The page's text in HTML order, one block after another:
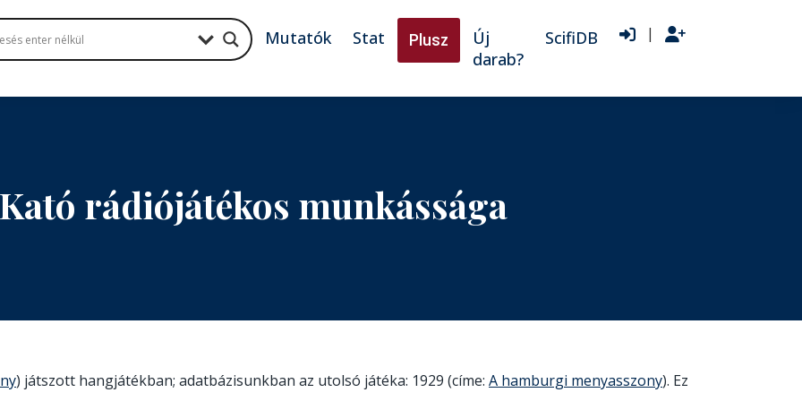
Mutatók Stat Plusz
Új
darab?
ScifiDB |
rádiójátékos munkássága
) játszott hangjátékban; adatbázisunkban az utolsó játéka: 1929 (címe: A hamburgi menyasszony). Ez